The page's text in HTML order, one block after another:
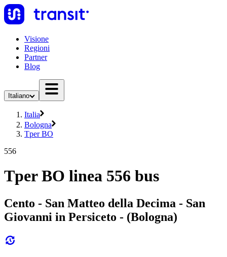
Visione
Regioni
Partner
Blog
Italiano
Italia
Bologna
Tper BO
556
Tper BO linea 556 bus
Cento - San Matteo della Decima - San
Giovanni in Persiceto - (Bologna)